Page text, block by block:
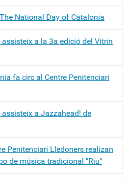
National Day of Catalonia
a la 3a edició del Vitrin
fa circ al Centre Penitenciari
a Jazzahead! de
Penitenciari Lledoners realizan
de música tradicional "Riu"